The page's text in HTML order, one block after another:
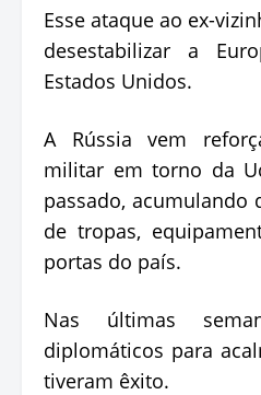
Esse ataque ao ex-
desestabilizar a
Estados Unidos.
A Rússia vem
militar em torno da
passado, acumulando
de tropas,
portas do país.
Nas últimas
diplomáticos para
tiveram êxito.